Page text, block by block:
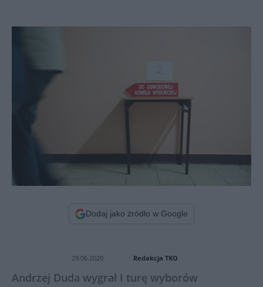
Dodaj jako źródło w Google
29.06.2020 Redakcja TKO
Andrzej Duda wygrał I turę wyborów